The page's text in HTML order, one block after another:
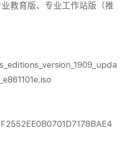
教育版、专业工作站版（推